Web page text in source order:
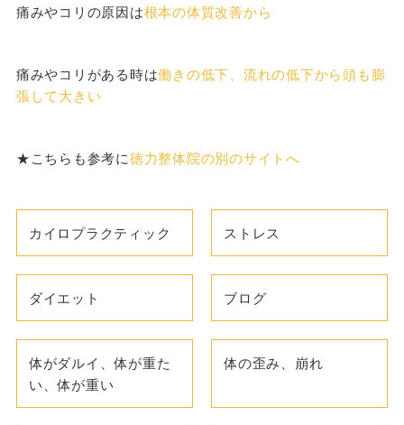
痛みやコリの原因は根本の体質改善から
痛みやコリがある時は働きの低下、流れの低下から頭も膨
張して大きい
★こちらも参考に徳力整体院の別のサイトへ
カイロプラクティック ストレス
ダイエット ブログ
体がダルイ、体が重た
い、体が重い
体の歪み、崩れ